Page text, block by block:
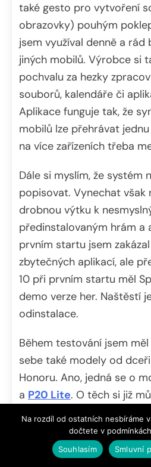
také gesto pro vytvoření
obrazovky) pouhým
jsem využíval denně a rád
jiných mobilů. Výrobce si
pochvalu za hezky
souborů, kalendáře či
Aplikace funguje tak, že
mobilů lze přehrávat
na více zařízeních třeba
Dále si myslím, že systém
popisovat. Vynechat však
drobnou výtku k
předinstalovaným hrám a
prvním startu jsem
zbytečných aplikací, ale
10 při prvním startu měl
demo verze her. Naštěstí
odinstalace.
Během testování jsem
sebe také modely od
Honoru. Ano, jedná se o
a P20 Lite. O těch si již
podrobné recenze.
dojmu, že Honor 10 je na
daleko lépe.
Na rozdíl od ostatních nesbíráme
dočtete v
Souhlasím
Smluvní